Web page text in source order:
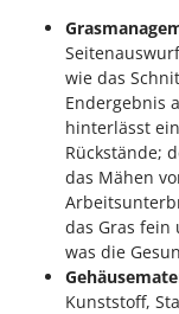
wie das
Endergebnis
hinterlässt
Rückstände;
das Mähen
das Gras
was die
Kunststoff,